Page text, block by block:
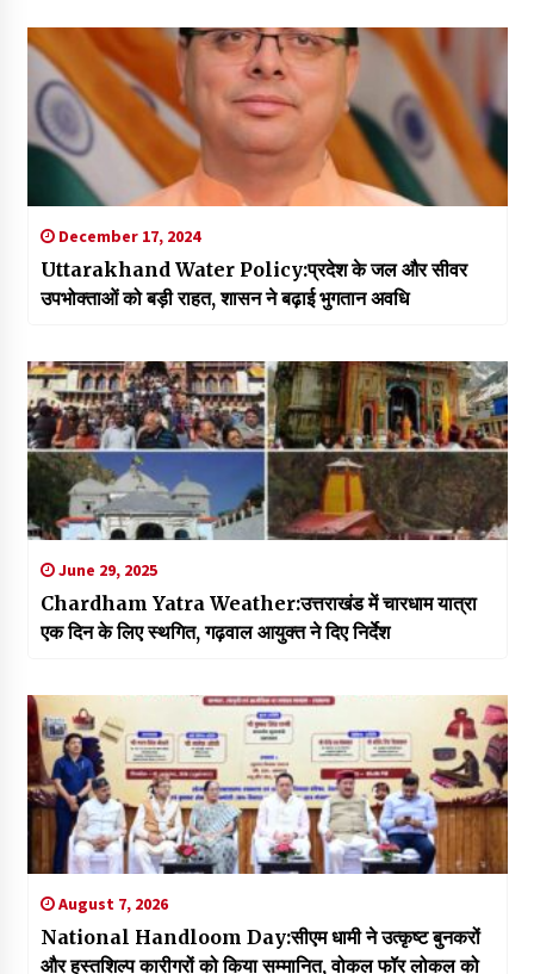
December 17, 2024
Uttarakhand Water Policy:प्रदेश के जल और सीवर
उपभोक्ताओं को बड़ी राहत, शासन ने बढ़ाई भुगतान अवधि
June 29, 2025
Chardham Yatra Weather:उत्तराखंड में चारधाम यात्रा
एक दिन के लिए स्थगित, गढ़वाल आयुक्त ने दिए निर्देश
August 7, 2026
National Handloom Day:सीएम धामी ने उत्कृष्ट बुनकरों
और हस्तशिल्प कारीगरों को किया सम्मानित, वोकल फॉर लोकल को